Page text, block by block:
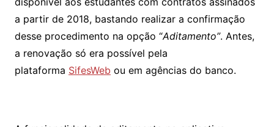
a partir de 2018, bastando realizar a confirmação
desse procedimento na opção “Aditamento”. Antes,
a renovação só era possível pela
plataforma SifesWeb ou em agências do banco.